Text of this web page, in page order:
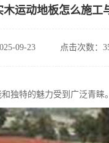
木运动地板怎么施工
09-23 点击次数：
独特的魅力受到广泛青睐